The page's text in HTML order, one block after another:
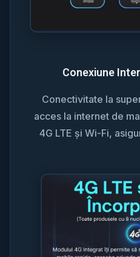
Conexiune
Conectivitate la
acces la internet de
4G LTE și Wi-Fi,